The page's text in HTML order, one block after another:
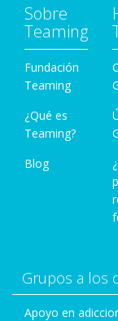
Sobre
Teaming
Fundación
Teaming
¿Qué es
Teaming?
Blog
Grupos a los
Apoyo en